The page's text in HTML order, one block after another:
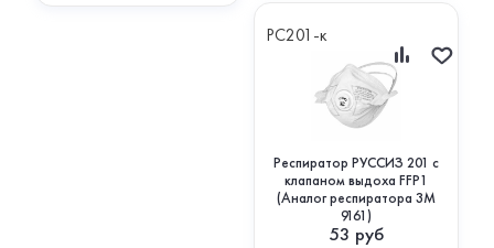
РС201-к
Респиратор РУССИЗ 201 с
клапаном выдоха FFP1
(Аналог респиратора 3М
9161)
53 руб